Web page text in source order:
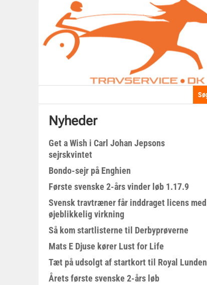
Nyheder
Get a Wish i Carl Johan Jepsons
sejrskvintet
Bondo-sejr på Enghien
Første svenske 2-års vinder løb 1.17.9
Svensk travtræner får inddraget licens med
øjeblikkelig virkning
Så kom startlisterne til Derbyprøverne
Mats E Djuse kører Lust for Life
Tæt på udsolgt af startkort til Royal Lunden
Årets første svenske 2-års løb